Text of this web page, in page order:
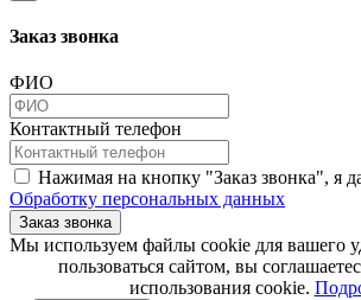
Заказ звонка
ФИО
Контактный телефон
Нажимая на кнопку "Заказ звонка", я
Обработку персональных данных
Заказ звонка
​​​​​​​Мы используем файлы cookie для вашего
пользоваться сайтом, вы
использования cookie.​​​​​​​